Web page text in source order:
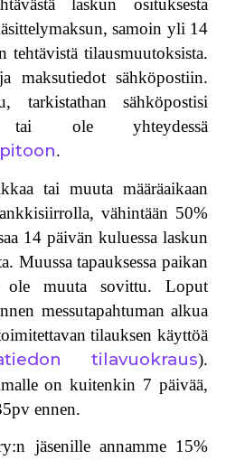
samoin yli 14
tehtävistä tilausmuutoksista.
maksutiedot sähköpostiin.
sähköpostisi
tai ole yhteydessä
.
tai muuta määräaikaan
, vähintään 50%
14 päivän kuluessa laskun
Muussa tapauksessa paikan
ole muuta sovittu. Loput
messutapahtuman alkua
tilauksen käyttöä
tilavuokraus).
on kuitenkin 7 päivää,
ennen.
jäsenilleannamme 15%